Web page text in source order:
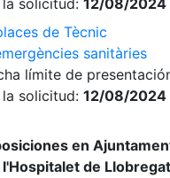
solicitud: 12/08/2024
de Tècnic
sanitàries
límite de
solicitud: 12/08/2024
en
de Llobregat